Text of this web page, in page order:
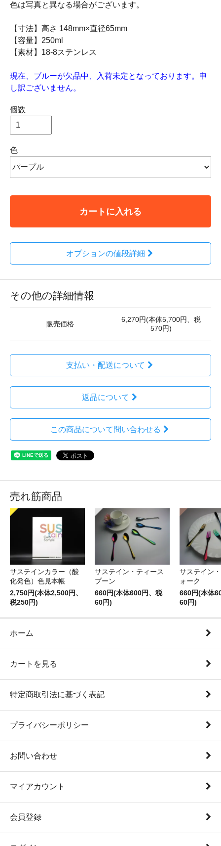
色は写真と異なる場合がございます。
【寸法】高さ 148mm×直径65mm
【容量】250ml
【素材】18-8ステンレス
現在、ブルーが欠品中、入荷未定となっております。申
し訳ございません。
個数
色
カートに入れる
オプションの値段詳細
その他の詳細情報
販売価格
6,270円(本体5,700円、税
570円)
支払い・配送について
返品について
この商品について問い合わせる
売れ筋商品
サステインカラー（酸
化発色）色見本帳
2,750円(本体2,500円、
税250円)
サステイン・ティース
プーン
660円(本体600円、税
60円)
サステイン
ォーク
660円(本体
60円)
ホーム
カートを見る
特定商取引法に基づく表記
プライバシーポリシー
お問い合わせ
マイアカウント
会員登録